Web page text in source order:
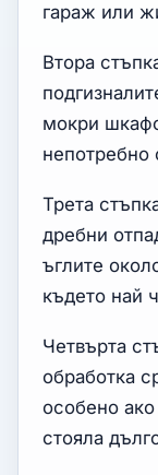
гараж или
Втора
мокри
непотребно
Трета
дребни
ъглите
където най
Четвърта
обработка
особено
стояла